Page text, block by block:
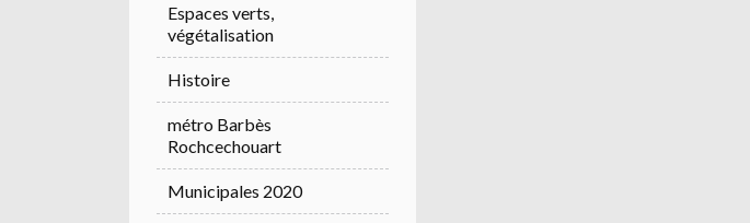
Espaces verts,
végétalisation
Histoire
métro Barbès
Rochcechouart
Municipales 2020